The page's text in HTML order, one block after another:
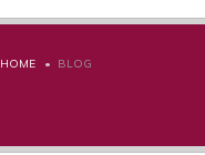
HOME BLOG